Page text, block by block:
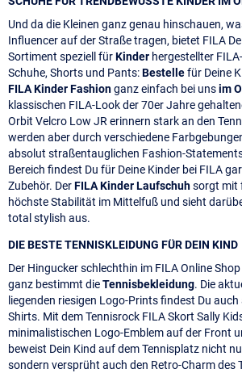
Und da die Kleinen ganz genau hinschauen,
Influencer auf der Straße tragen, bietet FILA
Sortiment speziell fürKinder hergestellter
Schuhe, Shorts und Pants:Bestellefür Deine
FILA Kinder Fashionganz einfach bei unsim
klassischen FILA-Look der 70er Jahre
Orbit Velcro Low JR erinnern stark an den
werden aber durch verschiedene
absolut straßentauglichen Fashion-
Bereich findest Du für Deine Kinder bei FILA
Zubehör. DerFILA Kinder Laufschuhsorgt mit
höchste Stabilität im Mittelfuß und sieht
total stylish aus.
DIE BESTE TENNISKLEIDUNG FÜR DEIN KIND
Der Hingucker schlechthin im FILA Online
ganz bestimmt dieTennisbekleidung. Die
liegenden riesigen Logo-Prints findest Du
Shirts. Mit dem Tennisrock FILA Skort Sally
minimalistischen Logo-Emblem auf der Front
beweist Dein Kind auf dem Tennisplatz nicht
sondern versprüht auch den Retro-Charm des